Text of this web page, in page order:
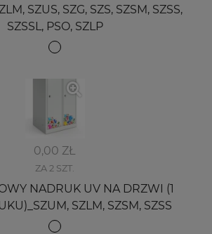
SZUS, SZG, SZS, SZSM, SZSS,
SZSSL, PSO, SZLP
0,00 ZŁ
ZA 2 SZT.
NADRUK UV NA DRZWI (1
SZLM, SZSM, SZSS